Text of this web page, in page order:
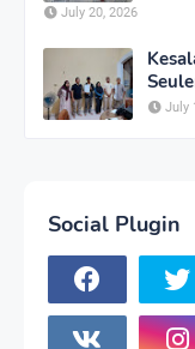
July 20, 2026
July
Social Plugin